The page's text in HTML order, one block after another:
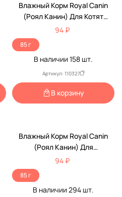
Влажный Корм Royal Canin
(Роял Канин) Для Котят
Аппетитные Кусочки В Соусе
Feline Health Nutrition Kitten
94 ₽
85 г
В наличии 158 шт.
Артикул: 110327
В корзину
Влажный Корм Royal Canin
(Роял Канин) Для
Кастрированных И
Стерилизованных Котят В
Соусе Feline Health Nutrition
Kitten Sterilised Gravy 85г
94 ₽
85 г
В наличии 294 шт.